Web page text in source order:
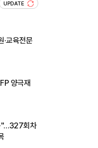
UPDATE
·교육전문
양극재
"…327회차